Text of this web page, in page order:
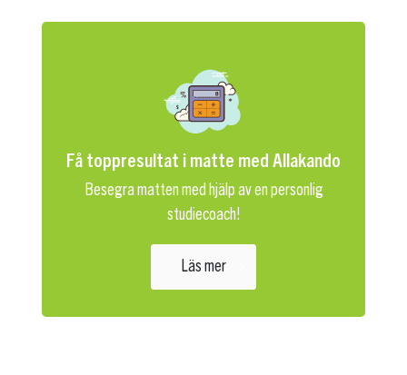
Få toppresultat i matte med Allakando
Besegra matten med hjälp av en personlig
studiecoach!
Läs mer